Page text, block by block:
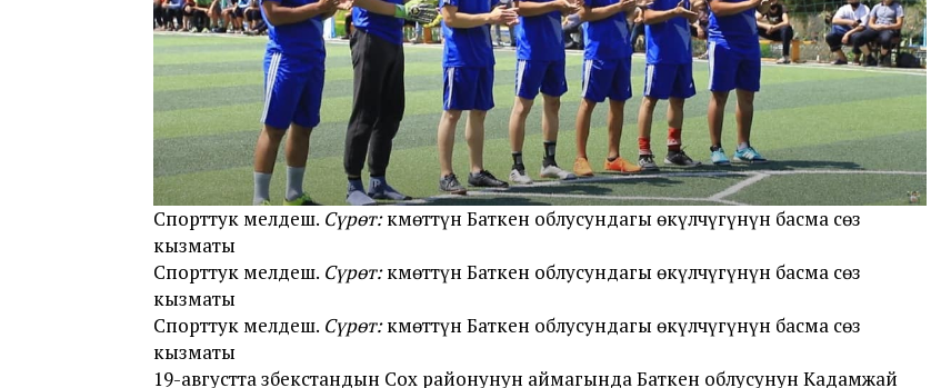
Спорттук мелдеш. Сүрөт:Өкмөттүн Баткен облусундагы өкүлчүгүнүн басма сөз
кызматы
Спорттук мелдеш. Сүрөт:Өкмөттүн Баткен облусундагы өкүлчүгүнүн басма сөз
кызматы
Спорттук мелдеш. Сүрөт:Өкмөттүн Баткен облусундагы өкүлчүгүнүн басма сөз
кызматы
19-августта Өзбекстандын Сох районунун аймагында Баткен облусунун Кадамжай